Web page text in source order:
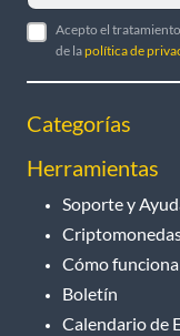
Acepto el
de lapolítica de
Categorías
Herramientas
Soporte y
Cómo funciona
Boletín
Calendario de